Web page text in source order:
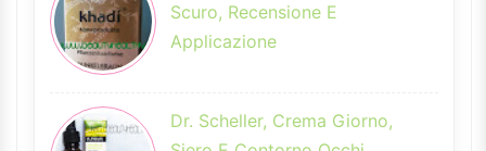
Scuro, Recensione E
Applicazione
Dr. Scheller, Crema Giorno,